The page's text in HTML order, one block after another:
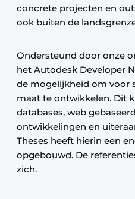
concrete projecten en
ook buiten de
Ondersteund door onze
het Autodesk Developer
de mogelijkheid om voor
maat te ontwikkelen. Dit
databases, web
ontwikkelingen en
Theses heeft hierin een
opgebouwd. De
zich.